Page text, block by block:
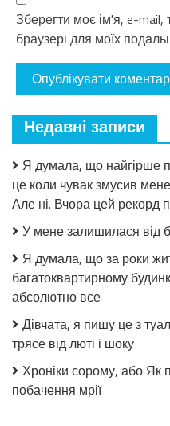
Зберегти моє ім'я, e-
браузері для моїх
Недавні записи
Я думала, що найгірше
це коли чувак змусив
Але ні. Вчора цей рекорд
У мене залишилася від
Я думала, що за роки
багатоквартирному
абсолютно все
Дівчата, я пишу це з
трясе від люті і шоку
Хроніки сорому, або Як
побачення мрії